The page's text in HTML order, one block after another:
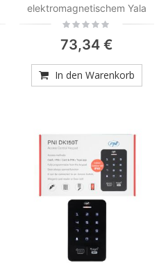
elektromagnetischem Yala
Rating:
73,34 €
In den Warenkorb